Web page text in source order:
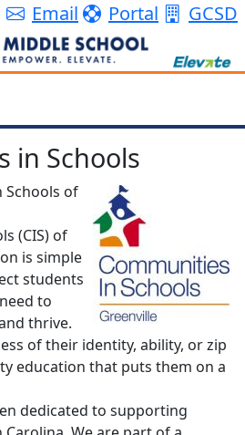
Email Portal GCSD
in Schools
Schools of
(CIS) of
is simple
students
to
thrive.
of their identity, ability, or zip
education that puts them on a
dedicated to supporting